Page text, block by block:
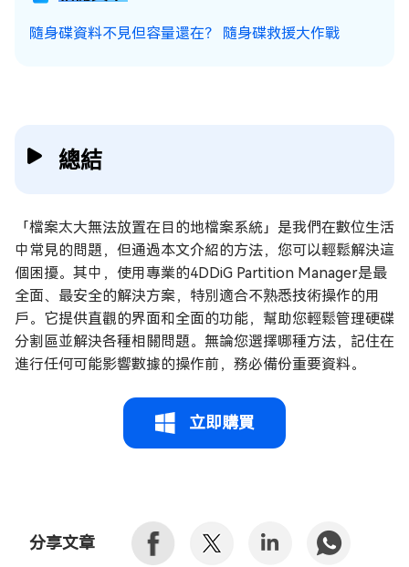
隨身碟資料不見但容量還在？ 隨身碟救援大作戰
總結
「檔案太大無法放置在目的地檔案系統」是我們在數位生活
中常見的問題，但通過本文介紹的方法，您可以輕鬆解決這
個困擾。其中，使用專業的4DDiG Partition Manager是最
全面、最安全的解決方案，特別適合不熟悉技術操作的用
戶。它提供直觀的界面和全面的功能，幫助您輕鬆管理硬碟
分割區並解決各種相關問題。無論您選擇哪種方法，記住在
進行任何可能影響數據的操作前，務必備份重要資料。
立即購買
分享文章